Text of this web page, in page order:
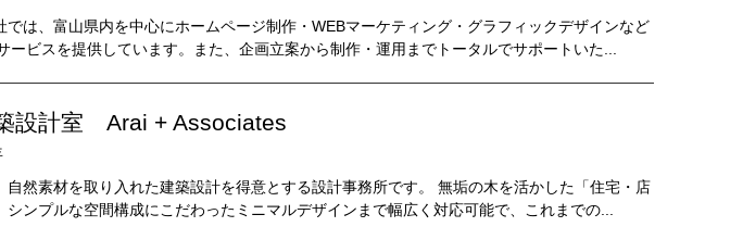
では、富山県内を中心にホームページ制作・WEBマーケティング・グラフィックデザインなど
ービスを提供しています。また、企画立案から制作・運用までトータルでサポートいた...
設計室 Arai + Associates
自然素材を取り入れた建築設計を得意とする設計事務所です。 無垢の木を活かした「住宅・店
シンプルな空間構成にこだわったミニマルデザインまで幅広く対応可能で、これまでの...